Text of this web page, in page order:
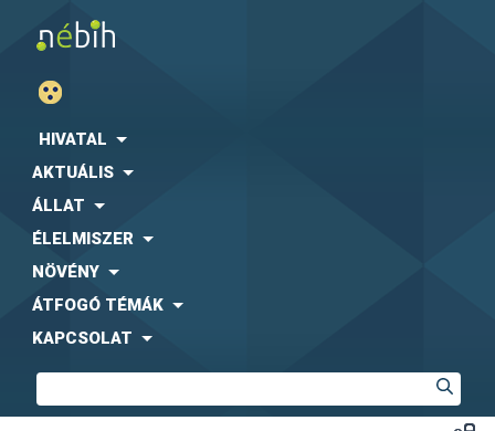
HIVATAL
AKTUÁLIS
ÁLLAT
ÉLELMISZER
NÖVÉNY
ÁTFOGÓ TÉMÁK
KAPCSOLAT